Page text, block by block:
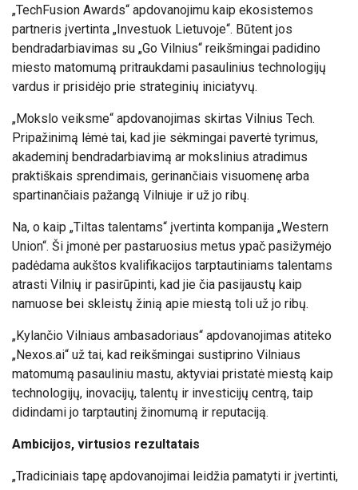
„TechFusion Awards“ apdovanojimu kaip ekosistemos
partneris įvertinta „Investuok Lietuvoje“. Būtent jos
bendradarbiavimas su „Go Vilnius“ reikšmingai padidino
miesto matomumą pritraukdami pasaulinius technologijų
vardus ir prisidėjo prie strateginių iniciatyvų.
„Mokslo veiksme“ apdovanojimas skirtas Vilnius Tech.
Pripažinimą lėmė tai, kad jie sėkmingai pavertė tyrimus,
akademinį bendradarbiavimą ar mokslinius atradimus
praktiškais sprendimais, gerinančiais visuomenę arba
spartinančiais pažangą Vilniuje ir už jo ribų.
Na, o kaip „Tiltas talentams“ įvertinta kompanija „Western
Union“. Ši įmonė per pastaruosius metus ypač pasižymėjo
padėdama aukštos kvalifikacijos tarptautiniams talentams
atrasti Vilnių ir pasirūpinti, kad jie čia pasijaustų kaip
namuose bei skleistų žinią apie miestą toli už jo ribų.
„Kylančio Vilniaus ambasadoriaus“ apdovanojimas atiteko
„Nexos.ai“ už tai, kad reikšmingai sustiprino Vilniaus
matomumą pasauliniu mastu, aktyviai pristatė miestą kaip
technologijų, inovacijų, talentų ir investicijų centrą, taip
didindami jo tarptautinį žinomumą ir reputaciją.
Ambicijos, virtusios rezultatais
„Tradiciniais tapę apdovanojimai leidžia pamatyti ir įvertinti,